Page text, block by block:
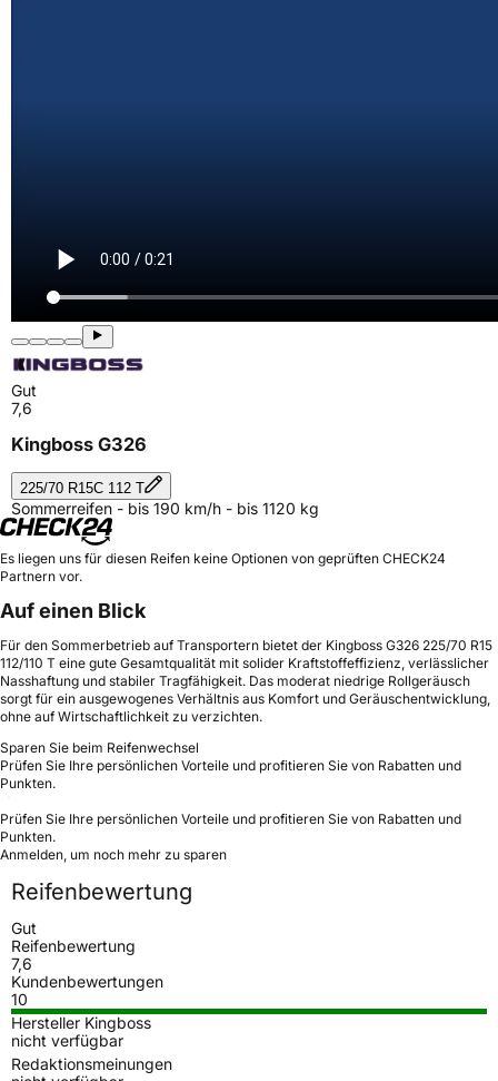
Gut
7,6
Kingboss G326
225/70 R15C 112 T
Sommerreifen - bis 190 km/h - bis 1120 kg
Es liegen uns für diesen Reifen keine Optionen von geprüften CHECK24
Partnern vor.
Auf einen Blick
Für den Sommerbetrieb auf Transportern bietet der Kingboss G326 225/70 R15
112/110 T eine gute Gesamtqualität mit solider Kraftstoffeffizienz, verlässlicher
Nasshaftung und stabiler Tragfähigkeit. Das moderat niedrige Rollgeräusch
sorgt für ein ausgewogenes Verhältnis aus Komfort und Geräuschentwicklung,
ohne auf Wirtschaftlichkeit zu verzichten.
Sparen Sie beim Reifenwechsel
Prüfen Sie Ihre persönlichen Vorteile und profitieren Sie von Rabatten und
Punkten.
Prüfen Sie Ihre persönlichen Vorteile und profitieren Sie von Rabatten und
Punkten.
Anmelden, um noch mehr zu sparen
Reifenbewertung
Gut
Reifenbewertung
7,6
Kundenbewertungen
10
Hersteller Kingboss
nicht verfügbar
Redaktionsmeinungen